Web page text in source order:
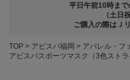
平日午前10時まで
（土日
ご購入の際はＪ
TOP アビスパ福岡 アパレル・フ
アビスパスポーツマスク（3色スト